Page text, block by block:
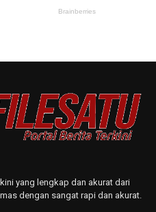
yang lengkap dan akurat dari
dengan sangat rapi dan akurat.